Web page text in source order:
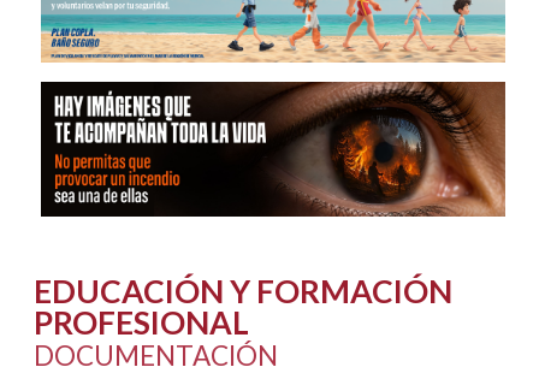
EDUCACIÓN Y FORMACIÓN
PROFESIONAL
DOCUMENTACIÓN